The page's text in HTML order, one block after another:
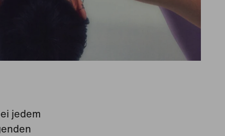
jedem